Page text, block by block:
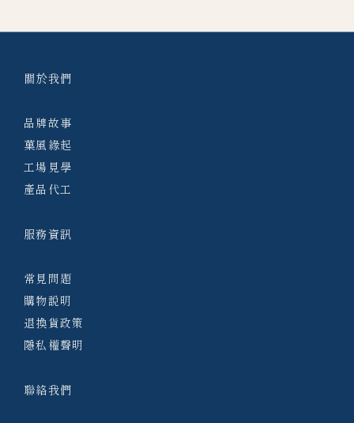
關於我們
品牌故事
菓風緣起
工場見學
產品代工
服務資訊
常見問題
購物說明
退換貨政策
隱私權聲明
聯絡我們